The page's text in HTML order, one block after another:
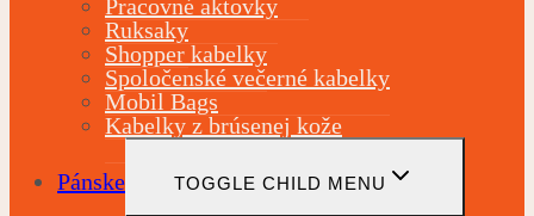
Pracovné aktovky
Ruksaky
Shopper kabelky
Spoločenské večerné kabelky
Mobil Bags
Kabelky z brúsenej kože
Pánske TOGGLE CHILD MENU